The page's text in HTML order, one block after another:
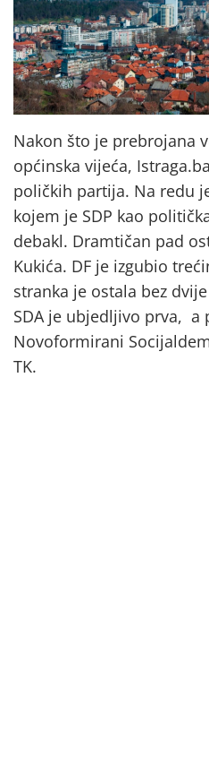
Nakon što je prebrojana
općinska vijeća,
poličkih partija. Na redu
kojem je SDP kao
debakl. Dramtičan pad
Kukića. DF je izgubio
stranka je ostala bez
SDA je ubjedljivo prva, a
Novoformirani
TK.